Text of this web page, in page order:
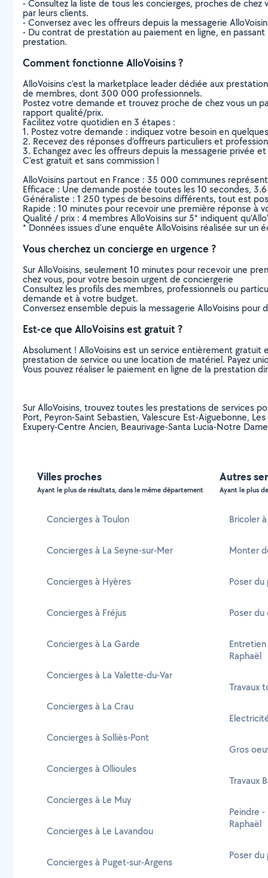
- Consultez la liste de tous les concierges, proches de chez
par leurs clients.
- Conversez avec les offreurs depuis la messagerie
- Du contrat de prestation au paiement en ligne, en
prestation.
Comment fonctionne AlloVoisins ?
AlloVoisins c’est la marketplace leader dédiée aux
de membres, dont 300 000 professionnels.
Postez votre demande et trouvez proche de chez vous un
rapport qualité/prix.
Facilitez votre quotidien en 3 étapes :
1. Postez votre demande : indiquez votre besoin en
2. Recevez des réponses d’offreurs particuliers et
3. Echangez avec les offreurs depuis la messagerie privée
C’est gratuit et sans commission !
AlloVoisins partout en France : 35 000 communes
Efficace : Une demande postée toutes les 10 secondes,
Généraliste : 1 250 types de besoins différents, tout est
Rapide : 10 minutes pour recevoir une première réponse à
Qualité / prix : 4 membres AlloVoisins sur 5* indiquent
* Données issues d’une enquête AlloVoisins réalisée sur
Vous cherchez un concierge en urgence ?
Sur AlloVoisins, seulement 10 minutes pour recevoir une
chez vous, pour votre besoin urgent de conciergerie
Consultez les profils des membres, professionnels ou
demande et à votre budget.
Conversez ensemble depuis la messagerie AlloVoisins
Est-ce que AlloVoisins est gratuit ?
Absolument ! AlloVoisins est un service entièrement gratuit
prestation de service ou une location de matériel. Payez
Vous pouvez réaliser le paiement en ligne de la prestation
Sur AlloVoisins, trouvez toutes les prestations de services
Port, Peyron-Saint Sebastien, Valescure Est-Aiguebonne,
Exupery-Centre Ancien, Beaurivage-Santa Lucia-Notre
Villes proches
Ayant le plus de résultats, dans le même département
Concierges à Toulon
Concierges à La Seyne-sur-Mer
Concierges à Hyères
Concierges à Fréjus
Concierges à La Garde
Concierges à La Valette-du-Var
Concierges à La Crau
Concierges à Solliès-Pont
Concierges à Ollioules
Concierges à Le Muy
Concierges à Le Lavandou
Concierges à Puget-sur-Argens
Autres
Ayant le plus
Bricoler
Monter
Poser du
Poser du
Raphaël
Travaux
Gros
Travaux
Peindre
Raphaël
Poser du